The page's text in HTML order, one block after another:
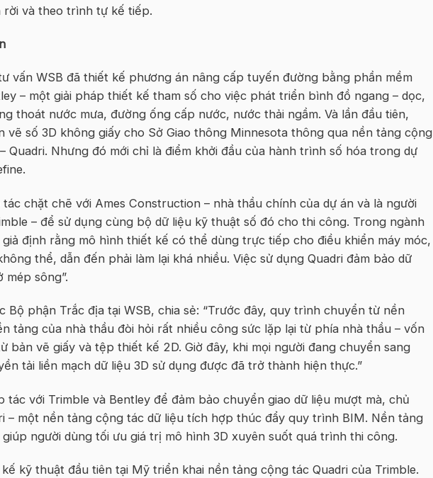
rời và theo trình tự kế tiếp.
vấn WSB đã thiết kế phương án nâng cấp tuyến đường bằng phần mềm
– một giải pháp thiết kế tham số cho việc phát triển bình đồ ngang – dọc,
thoát nước mưa, đường ống cấp nước, nước thải ngầm. Và lần đầu tiên,
vẽ số 3D không giấy cho Sở Giao thông Minnesota thông qua nền tảng cộng
Quadri. Nhưng đó mới chỉ là điểm khởi đầu của hành trình số hóa trong dự
chặt chẽ với Ames Construction – nhà thầu chính của dự án và là người
– để sử dụng cùng bộ dữ liệu kỹ thuật số đó cho thi công. Trong ngành
định rằng mô hình thiết kế có thể dùng trực tiếp cho điều khiển máy móc,
thể, dẫn đến phải làm lại khá nhiều. Việc sử dụng Quadri đảm bảo dữ
mép sông”.
Bộ phận Trắc địa tại WSB, chia sẻ: “Trước đây, quy trình chuyển từ nền
tảng của nhà thầu đòi hỏi rất nhiều công sức lặp lại từ phía nhà thầu – vốn
bản vẽ giấy và tệp thiết kế 2D. Giờ đây, khi mọi người đang chuyển sang
tải liền mạch dữ liệu 3D sử dụng được đã trở thành hiện thực.”
tác với Trimble và Bentley để đảm bảo chuyển giao dữ liệu mượt mà, chủ
– một nền tảng cộng tác dữ liệu tích hợp thúc đẩy quy trình BIM. Nền tảng
người dùng tối ưu giá trị mô hình 3D xuyên suốt quá trình thi công.
kỹ thuật đầu tiên tại Mỹ triển khai nền tảng cộng tác Quadri của Trimble.